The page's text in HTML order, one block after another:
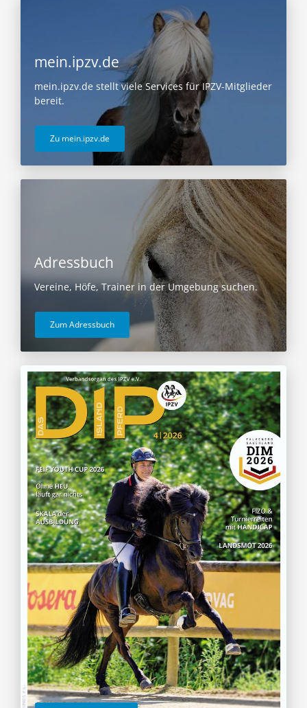
mein.ipzv.de
mein.ipzv.de stellt viele Services für IPZV-Mitglieder
bereit.
Zu mein.ipzv.de
Adressbuch
Vereine, Höfe, Trainer in der Umgebung suchen.
Zum Adressbuch